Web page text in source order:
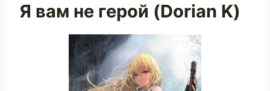
Я вам не герой (Dorian K)